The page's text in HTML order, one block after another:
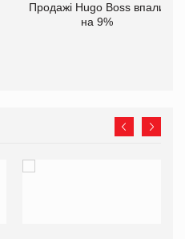
Продажі Hugo Boss впали
на 9%